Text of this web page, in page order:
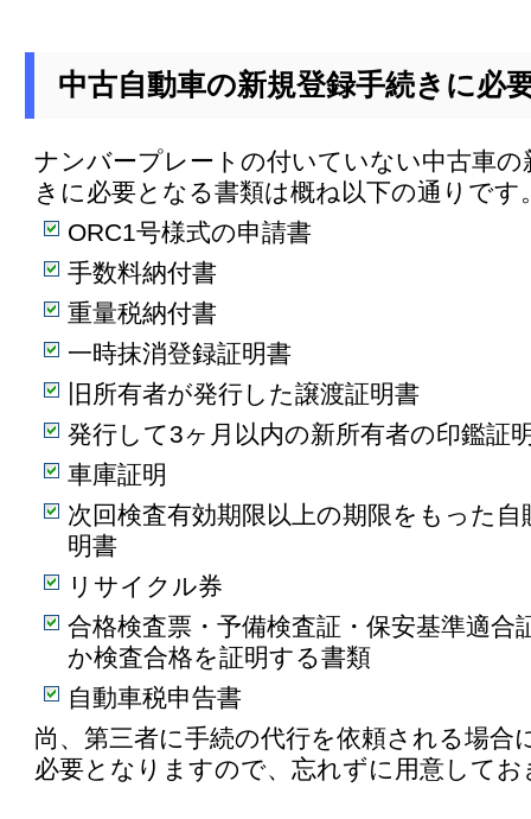
中古自動車の新規登録手続きに必
ナンバープレートの付いていない中古車の
きに必要となる書類は概ね以下の通りです
ORC1号様式の申請書
手数料納付書
重量税納付書
一時抹消登録証明書
旧所有者が発行した譲渡証明書
発行して3ヶ月以内の新所有者の印鑑証
車庫証明
次回検査有効期限以上の期限をもった自
明書
リサイクル券
合格検査票・予備検査証・保安基準適合
か検査合格を証明する書類
自動車税申告書
尚、第三者に手続の代行を依頼される場合
必要となりますので、忘れずに用意して